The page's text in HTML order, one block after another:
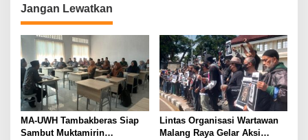
n
Jangan Lewatkan
MA-UWH Tambakberas Siap
Sambut Muktamirin
Lintas Organisasi Wartawan
Malang Raya Gelar Aksi